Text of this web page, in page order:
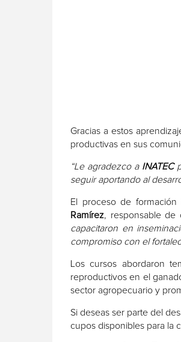
Gracias a estos
productivas en sus
“Le agradezco a INATEC
seguir aportando al
El proceso de
Ramírez, responsable de
capacitaron en
compromiso con el
Los cursos abordaron
reproductivos en el
sector agropecuario y
Si deseas ser parte del
cupos disponibles para la